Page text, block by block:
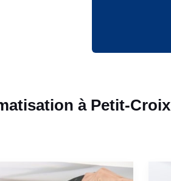
à Petit-Croix